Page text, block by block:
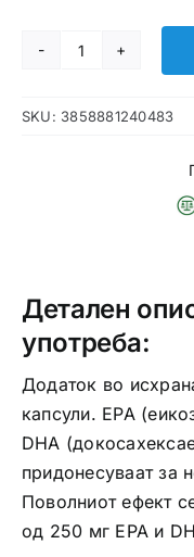
Omega
со
SKU: 3858881240483
Детален
употреба:
Додаток во
капсули. EPA
DHA
придонесуваат за
Поволниот ефект
од 250 мг EPA и